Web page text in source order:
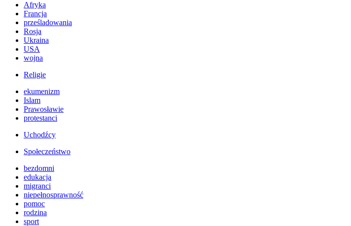
Afryka
Francja
prześladowania
Rosja
Ukraina
USA
wojna
Religie
ekumenizm
Islam
Prawosławie
protestanci
Uchodźcy
Społeczeństwo
bezdomni
edukacja
migranci
niepełnosprawność
pomoc
rodzina
sport